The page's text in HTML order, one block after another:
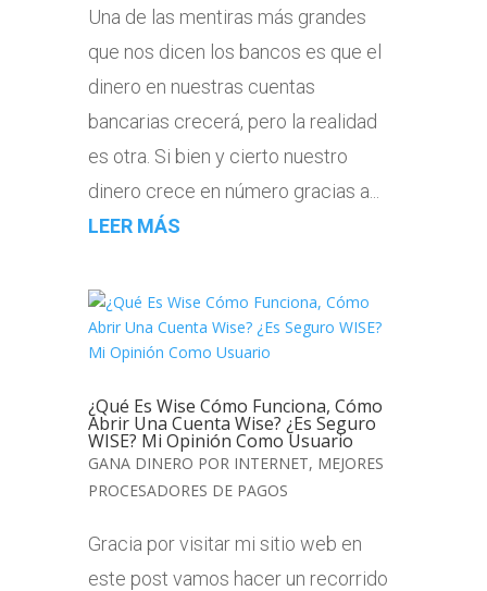
Una de las mentiras más grandes
que nos dicen los bancos es que el
dinero en nuestras cuentas
bancarias crecerá, pero la realidad
es otra. Si bien y cierto nuestro
dinero crece en número gracias a...
LEER MÁS
¿Qué Es Wise Cómo Funciona, Cómo
Abrir Una Cuenta Wise? ¿Es Seguro
WISE? Mi Opinión Como Usuario
GANA DINERO POR INTERNET, MEJORES
PROCESADORES DE PAGOS
Gracia por visitar mi sitio web en
este post vamos hacer un recorrido